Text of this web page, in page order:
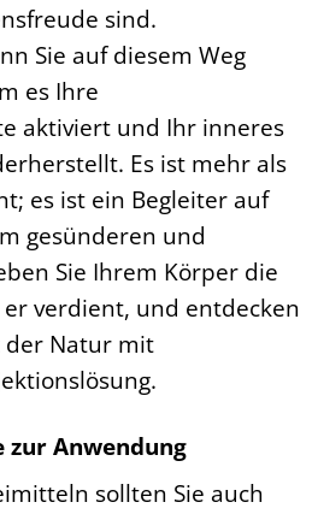
sind.
Sie auf diesem Weg
es Ihre
aktiviert und Ihr inneres
Es ist mehr als
es ist ein Begleiter auf
gesünderen und
Sie Ihrem Körper die
verdient, und entdecken
der Natur mit
zur Anwendung
sollten Sie auch